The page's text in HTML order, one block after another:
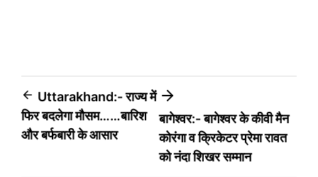
Post
navigation
Uttarakhand:- राज्य में
फिर बदलेगा मौसम……बारिश
और बर्फबारी के आसार
बागेश्वर:- बागेश्वर के कीवी मैन
कोरंगा व क्रिकेटर प्रेमा रावत
को नंदा शिखर सम्मान